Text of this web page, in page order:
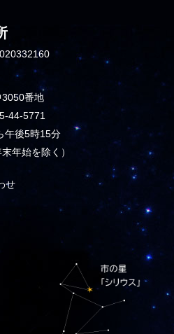
番地
44-5771
午後5時15分
年始を除く）
せ